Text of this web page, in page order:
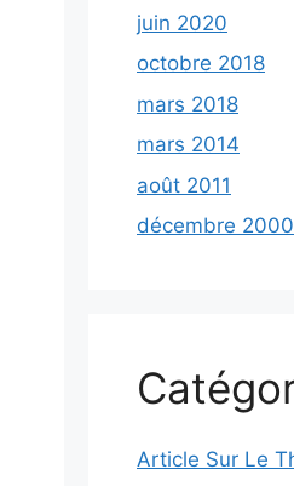
juin 2020
octobre 2018
mars 2018
mars 2014
août 2011
décembre 2000
Article Sur Le